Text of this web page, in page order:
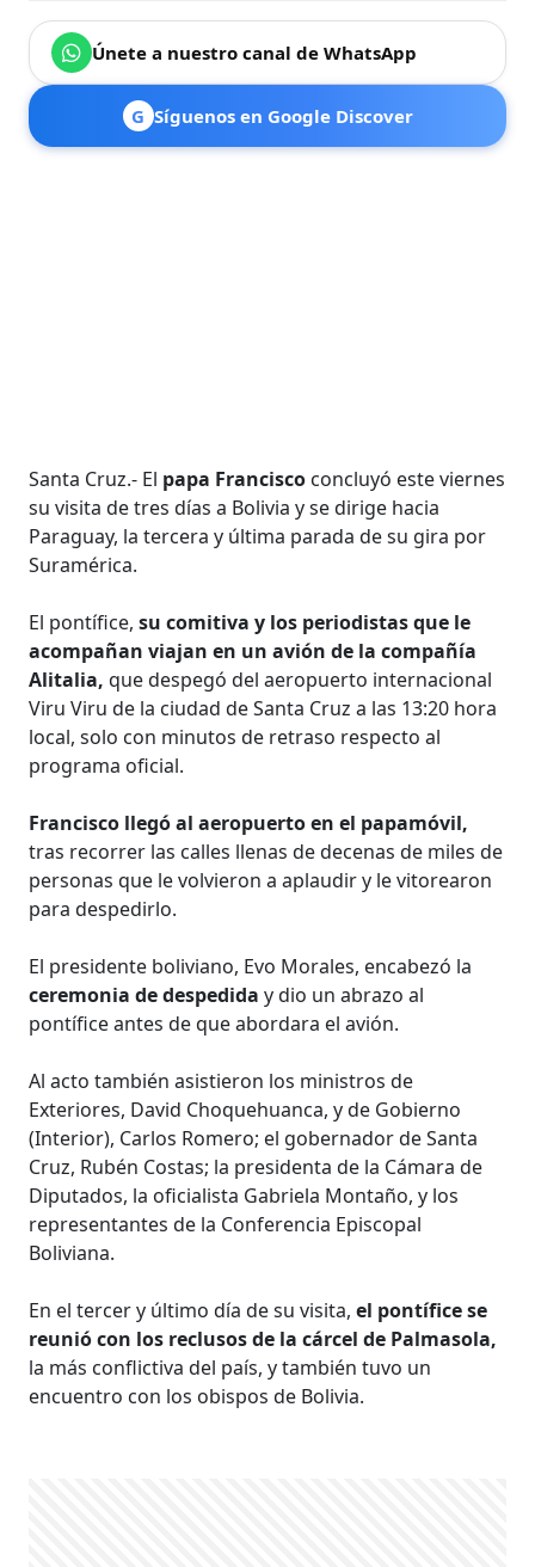
Únete a nuestro canal de WhatsApp
G Síguenos en Google Discover
Santa Cruz.- El papa Francisco concluyó este viernes
su visita de tres días a Bolivia y se dirige hacia
Paraguay, la tercera y última parada de su gira por
Suramérica.
El pontífice,su comitiva y los periodistas que le
acompañan viajan en un avión de la compañía
Alitalia,que despegó del aeropuerto internacional
Viru Viru de la ciudad de Santa Cruz a las 13:20 hora
local, solo con minutos de retraso respecto al
programa oficial.
Francisco llegó al aeropuerto en el papamóvil,
tras recorrer las calles llenas de decenas de miles de
personas que le volvieron a aplaudir y le vitorearon
para despedirlo.
El presidente boliviano, Evo Morales, encabezó la
ceremonia de despediday dio un abrazo al
pontífice antes de que abordara el avión.
Al acto también asistieron los ministros de
Exteriores, David Choquehuanca, y de Gobierno
(Interior), Carlos Romero; el gobernador de Santa
Cruz, Rubén Costas; la presidenta de la Cámara de
Diputados, la oficialista Gabriela Montaño, y los
representantes de la Conferencia Episcopal
Boliviana.
En el tercer y último día de su visita,el pontífice se
reunió con los reclusos de la cárcel de Palmasola,
la más conflictiva del país, y también tuvo un
encuentro con los obispos de Bolivia.